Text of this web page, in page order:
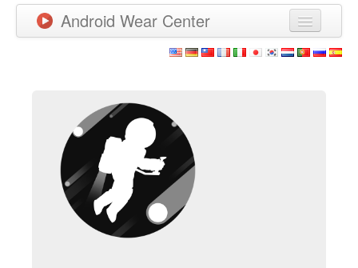
Android Wear Center
Neue Apps
Watchfaces
Mehr